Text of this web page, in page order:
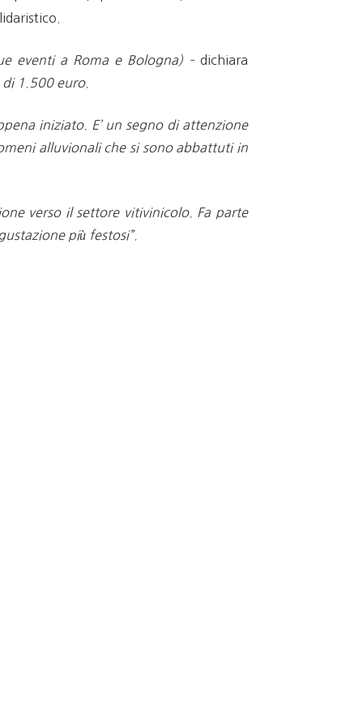
eventi a Roma e Bologna) – dichiara
1.500 euro.
iniziato. E’ un segno di attenzione
alluvionali che si sono abbattuti in
verso il settore vitivinicolo. Fa parte
più festosi”.